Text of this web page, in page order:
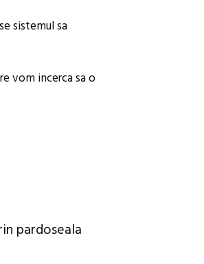
sistemul sa
vom incerca sa o
pardoseala